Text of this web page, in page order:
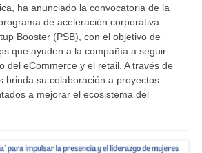
ha anunciado la convocatoria de la
de aceleración corporativa
Booster (PSB), con el objetivo de
que ayuden a la compañía a seguir
del eCommerce y el retail. A través de
brinda su colaboración a proyectos
a mejorar el ecosistema del